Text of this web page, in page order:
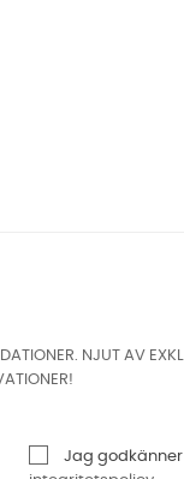
NJUT AV
Jag godkänner